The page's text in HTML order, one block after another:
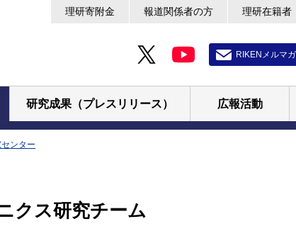
理研寄附金 報道関係者の方 理研在籍者
RIKENメルマガ
研究成果（プレスリリース） 広報活動
ンター
クス研究チーム